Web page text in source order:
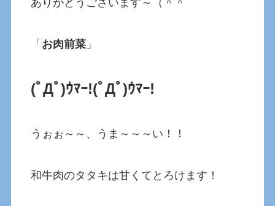
「 お肉前菜 」
(ﾟДﾟ)ｳﾏｰ!(ﾟДﾟ)ｳﾏｰ!
うぉぉ～～、うま～～～い！！
和牛肉のタタキは甘くてとろけます！